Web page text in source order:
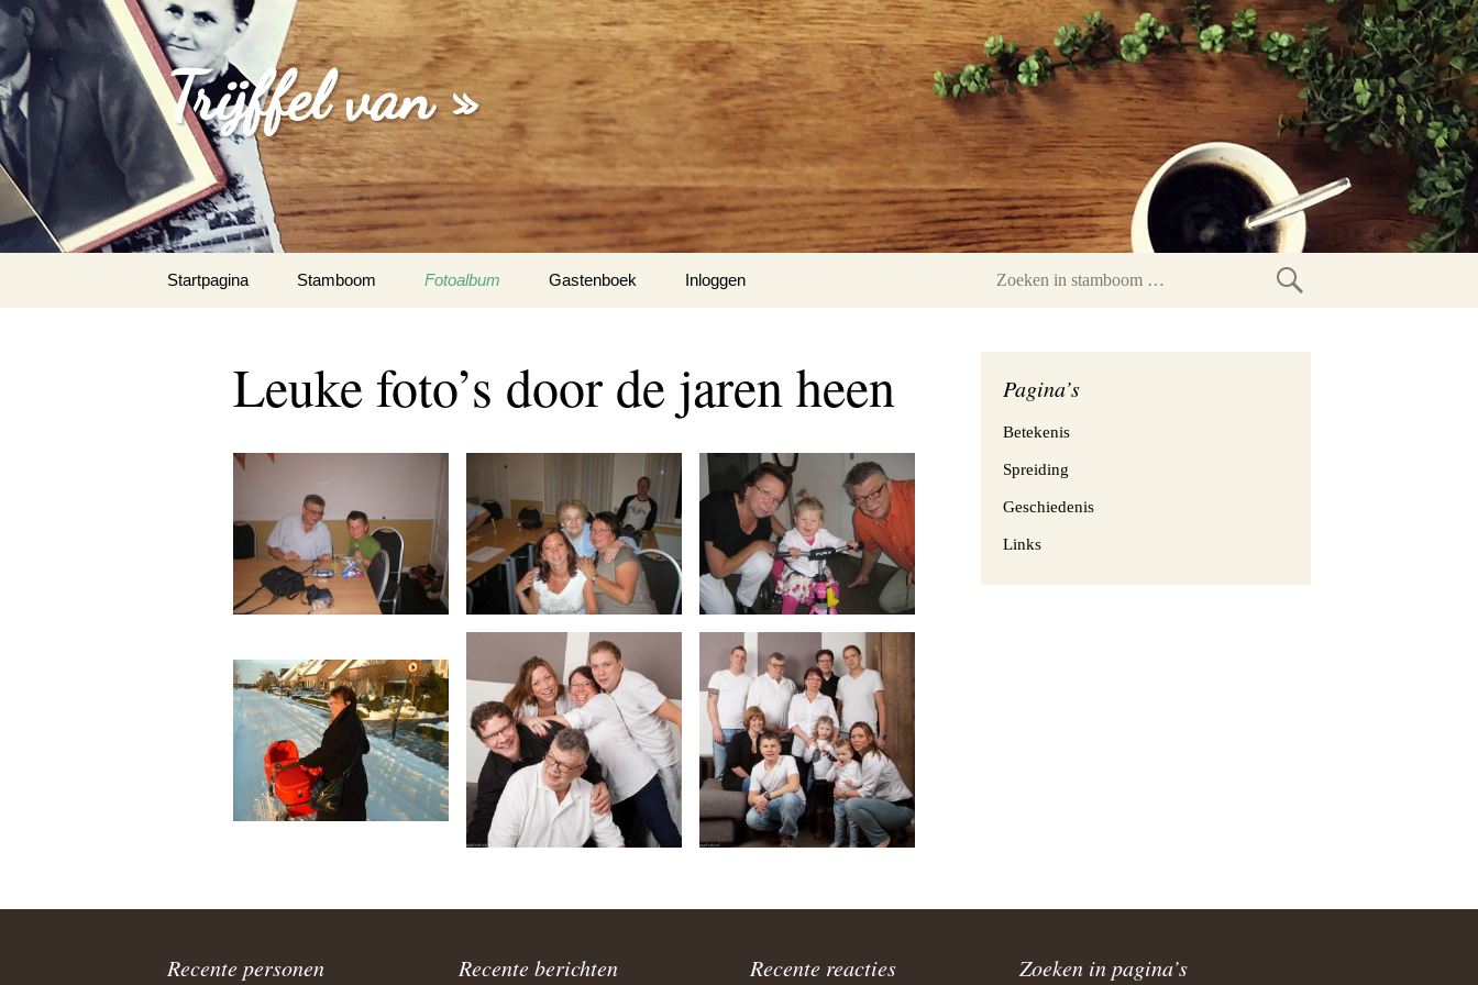
Trijffel van »
naar
Startpagina Stamboom Fotoalbum
Leuke foto’s door de jaren heen
Maurice plus
Sandra plus
Fam. van Trijffel 1
Fam. Hekking
John van Trijffel Senior
Fam. Kasten
Fam. Vossems
Gastenboek
Inloggen
Zoeken
Leuke foto’s door de jaren heen Pagina’s
Betekenis
Spreiding
Geschiedenis
Links
Recente personen Recente berichten Recente reacties Zoeken in pagina’s